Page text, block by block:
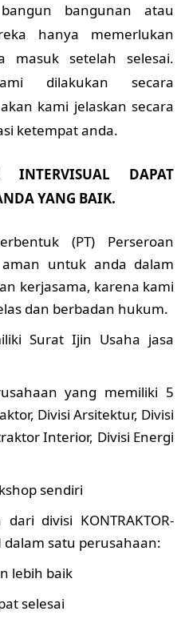
bangunan atau
hanya memerlukan
masuk setelah selesai.
dilakukan secara
kami jelaskan secara
ketempat anda.
DAPAT
YANG BAIK.
(PT) Perseroan
untuk anda dalam
kerjasama, karena kami
dan berbadan hukum.
Surat Ijin Usaha jasa
yang memiliki 5
Divisi Arsitektur, Divisi
Interior, Divisi Energi
sendiri
divisi KONTRAKTOR-
dalam satu perusahaan:
lebih baik
selesai